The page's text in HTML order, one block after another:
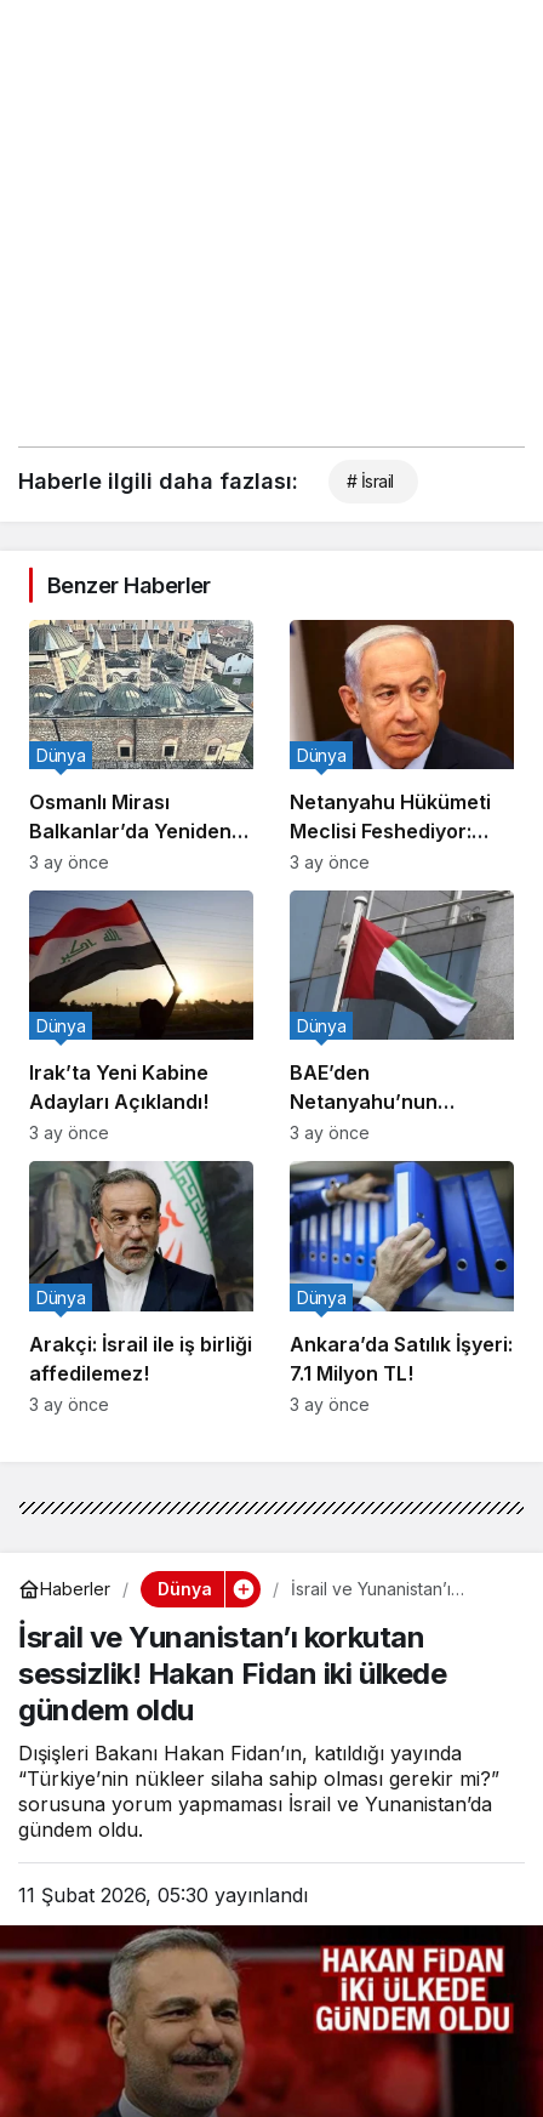
Haberle ilgili daha fazlası: # İsrail
Benzer Haberler
Osmanlı Mirası
Balkanlar’da Yeniden
Canlanıyor
Dünya
3 ay önce
Netanyahu Hükümeti
Meclisi Feshediyor:
Erken Seçim!
Dünya
3 ay önce
Irak’ta Yeni Kabine
Adayları Açıklandı!
Dünya
3 ay önce
BAE’den
Netanyahu’nun
Ziyareti İddiasına
Yalanlama
Dünya
3 ay önce
Arakçi: İsrail ile iş birliği
affedilemez!
Dünya
3 ay önce
Ankara’da Satılık İşyeri:
7.1 Milyon TL!
Dünya
3 ay önce
Haberler Dünya
İsrail ve Yunanistan’ı
Fidan iki ülkede gündem
oldu
İsrail ve Yunanistan’ı korkutan
sessizlik! Hakan Fidan iki ülkede
gündem oldu
Dışişleri Bakanı Hakan Fidan’ın, katıldığı yayında
“Türkiye’nin nükleer silaha sahip olması gerekir mi?”
sorusuna yorum yapmaması İsrail ve Yunanistan’da
gündem oldu.
11 Şubat 2026, 05:30 yayınlandı